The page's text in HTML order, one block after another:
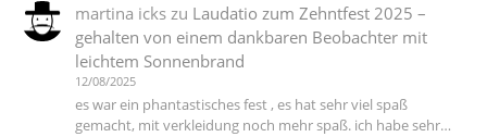
martina ickszu Laudatio zum Zehntfest 2025 –
gehalten von einem dankbaren Beobachter mit
leichtem Sonnenbrand
12/08/2025
es war ein phantastisches fest , es hat sehr viel spaß
gemacht, mit verkleidung noch mehr spaß. ich habe sehr…